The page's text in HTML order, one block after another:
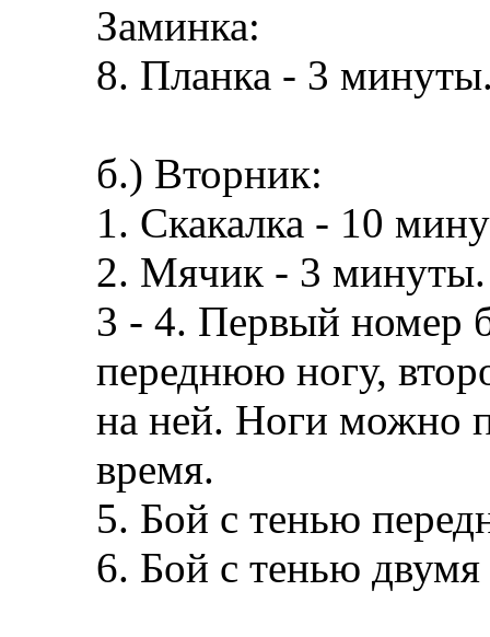
Заминка:
8. Планка - 3
б.) Вторник:
1. Скакалка - 10
2. Мячик - 3 минуты.
3 - 4. Первый номер
переднюю ногу,
на ней. Ноги можно
время.
5. Бой с тенью
6. Бой с тенью